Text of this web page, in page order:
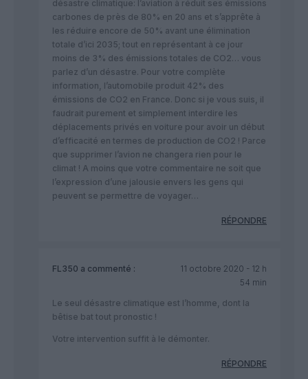
désastre climatique: l’aviation à réduit ses émissions
carbones de près de 80% en 20 ans et s’apprête à
les réduire encore de 50% avant une élimination
totale d’ici 2035; tout en représentant à ce jour
moins de 3% des émissions totales de CO2… vous
parlez d’un désastre. Pour votre complète
information, l’automobile produit 42% des
émissions de CO2 en France. Donc si je vous suis, il
faudrait purement et simplement interdire les
déplacements privés en voiture pour avoir un début
d’efficacité en termes de production de CO2 ! Parce
que supprimer l’avion ne changera rien pour le
climat ! A moins que votre commentaire ne soit que
l’expression d’une jalousie envers les gens qui
peuvent se permettre de voyager…
RÉPONDRE
FL350 a commenté :
11 octobre 2020 - 12 h
54 min
Le seul désastre climatique est l’homme, dont la
bêtise bat tout pronostic !
Votre intervention suffit à le démonter.
RÉPONDRE